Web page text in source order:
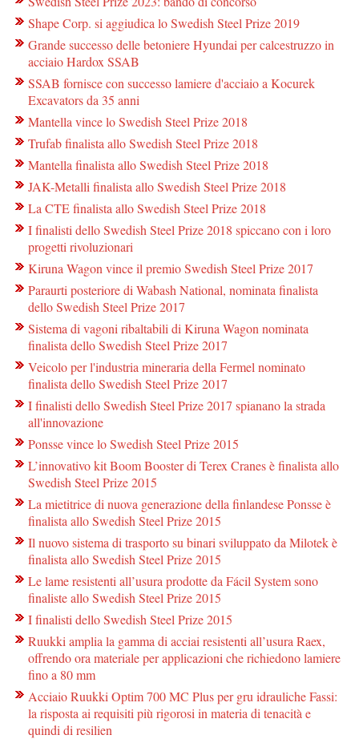
Shape Corp. si aggiudica lo Swedish Steel Prize 2019
Grande successo delle betoniere Hyundai per calcestruzzo in
acciaio Hardox SSAB
SSAB fornisce con successo lamiere d'acciaio a Kocurek
Excavators da 35 anni
Mantella vince lo Swedish Steel Prize 2018
Trufab finalista allo Swedish Steel Prize 2018
Mantella finalista allo Swedish Steel Prize 2018
JAK-Metalli finalista allo Swedish Steel Prize 2018
La CTE finalista allo Swedish Steel Prize 2018
I finalisti dello Swedish Steel Prize 2018 spiccano con i loro
progetti rivoluzionari
Kiruna Wagon vince il premio Swedish Steel Prize 2017
Paraurti posteriore di Wabash National, nominata finalista
dello Swedish Steel Prize 2017
Sistema di vagoni ribaltabili di Kiruna Wagon nominata
finalista dello Swedish Steel Prize 2017
Veicolo per l'industria mineraria della Fermel nominato
finalista dello Swedish Steel Prize 2017
I finalisti dello Swedish Steel Prize 2017 spianano la strada
all'innovazione
Ponsse vince lo Swedish Steel Prize 2015
L’innovativo kit Boom Booster di Terex Cranes è finalista allo
Swedish Steel Prize 2015
La mietitrice di nuova generazione della finlandese Ponsse è
finalista allo Swedish Steel Prize 2015
Il nuovo sistema di trasporto su binari sviluppato da Milotek è
finalista allo Swedish Steel Prize 2015
Le lame resistenti all’usura prodotte da Fácil System sono
finaliste allo Swedish Steel Prize 2015
I finalisti dello Swedish Steel Prize 2015
Ruukki amplia la gamma di acciai resistenti all’usura Raex,
offrendo ora materiale per applicazioni che richiedono lamiere
fino a 80 mm
Acciaio Ruukki Optim 700 MC Plus per gru idrauliche Fassi:
la risposta ai requisiti più rigorosi in materia di tenacità e
quindi di resilien